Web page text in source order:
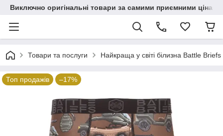
Виключно оригінальні товари за самими приємними
Товари та послуги Найкраща у світі білизна Battle Briefs
Топ продажів –17%